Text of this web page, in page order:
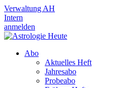
Verwaltung AH
Intern
anmelden
Abo
Aktuelles Heft
Jahresabo
Probeabo